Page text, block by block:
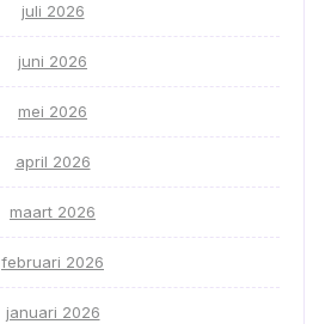
juli 2026
juni 2026
mei 2026
april 2026
maart 2026
februari 2026
januari 2026